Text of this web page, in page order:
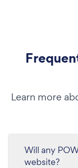
Learn more
Will any
website?